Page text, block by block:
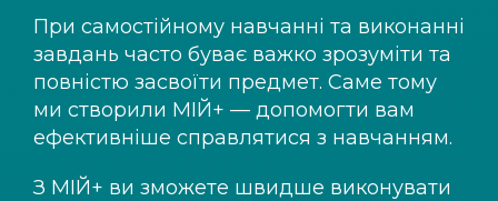
При самостійному навчанні та виконанні
завдань часто буває важко зрозуміти та
повністю засвоїти предмет. Саме тому
ми створили МІЙ+ — допомогти вам
ефективніше справлятися з навчанням.
З МІЙ+ ви зможете швидше виконувати